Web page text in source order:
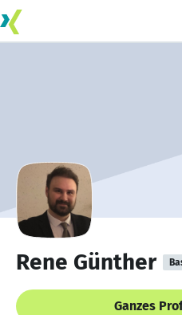
Rene Günther
Ganzes